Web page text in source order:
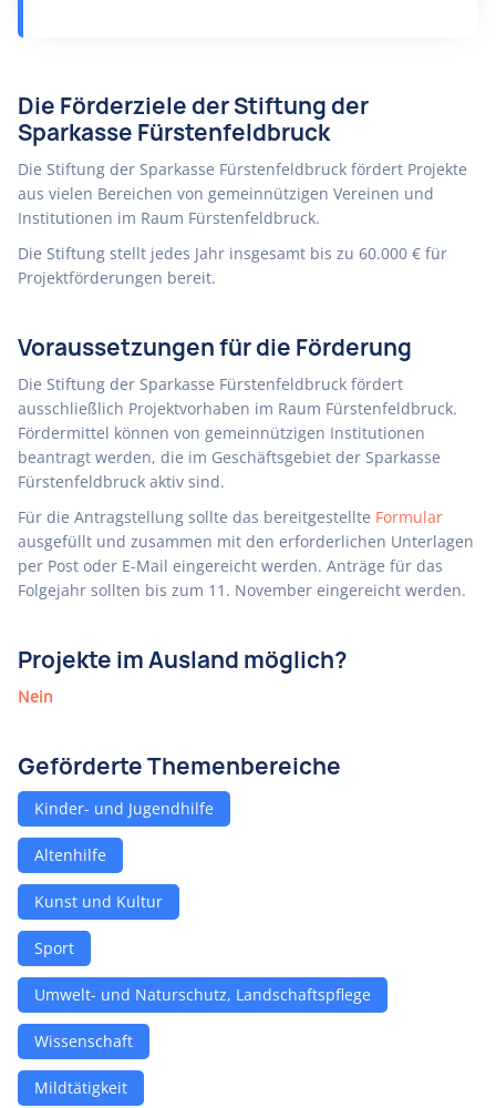
Die Förderziele der Stiftung der
Sparkasse Fürstenfeldbruck
Die Stiftung der Sparkasse Fürstenfeldbruck fördert Projekte
aus vielen Bereichen von gemeinnützigen Vereinen und
Institutionen im Raum Fürstenfeldbruck.
Die Stiftung stellt jedes Jahr insgesamt bis zu 60.000 € für
Projektförderungen bereit.
Voraussetzungen für die Förderung
Die Stiftung der Sparkasse Fürstenfeldbruck fördert
ausschließlich Projektvorhaben im Raum Fürstenfeldbruck.
Fördermittel können von gemeinnützigen Institutionen
beantragt werden, die im Geschäftsgebiet der Sparkasse
Fürstenfeldbruck aktiv sind.
Für die Antragstellung sollte das bereitgestellte Formular
ausgefüllt und zusammen mit den erforderlichen Unterlagen
per Post oder E-Mail eingereicht werden. Anträge für das
Folgejahr sollten bis zum 11. November eingereicht werden.
Projekte im Ausland möglich?
Nein
Geförderte Themenbereiche
Kinder- und Jugendhilfe
Altenhilfe
Kunst und Kultur
Sport
Umwelt- und Naturschutz, Landschaftspflege
Wissenschaft
Mildtätigkeit